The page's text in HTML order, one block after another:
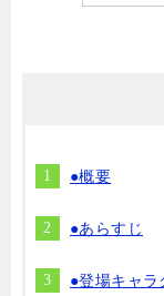
●概要
●あらすじ
●登場キャラ